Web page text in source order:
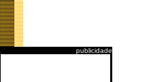
publicidade